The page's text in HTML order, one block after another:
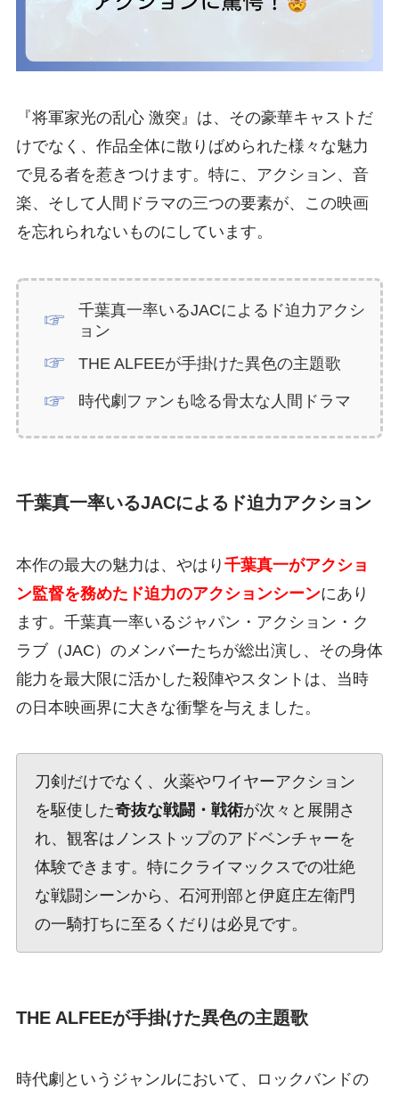
『将軍家光の乱心 激突』は、その豪華キャストだ
けでなく、作品全体に散りばめられた様々な魅力
で見る者を惹きつけます。特に、アクション、音
楽、そして人間ドラマの三つの要素が、この映画
を忘れられないものにしています。
千葉真一率いるJACによるド迫力アクシ
ョン
THE ALFEEが手掛けた異色の主題歌
時代劇ファンも唸る骨太な人間ドラマ
千葉真一率いるJACによるド迫力アクション
本作の最大の魅力は、やはり 千葉真一がアクショ
ン監督を務めたド迫力のアクションシーンにあり
ます。千葉真一率いるジャパン・アクション・ク
ラブ（JAC）のメンバーたちが総出演し、その身体
能力を最大限に活かした殺陣やスタントは、当時
の日本映画界に大きな衝撃を与えました。
刀剣だけでなく、火薬やワイヤーアクション
を駆使した奇抜な戦闘・戦術が次々と展開さ
れ、観客はノンストップのアドベンチャーを
体験できます。特にクライマックスでの壮絶
な戦闘シーンから、石河刑部と伊庭庄左衛門
の一騎打ちに至るくだりは必見です。
THE ALFEEが手掛けた異色の主題歌
時代劇というジャンルにおいて、ロックバンドの